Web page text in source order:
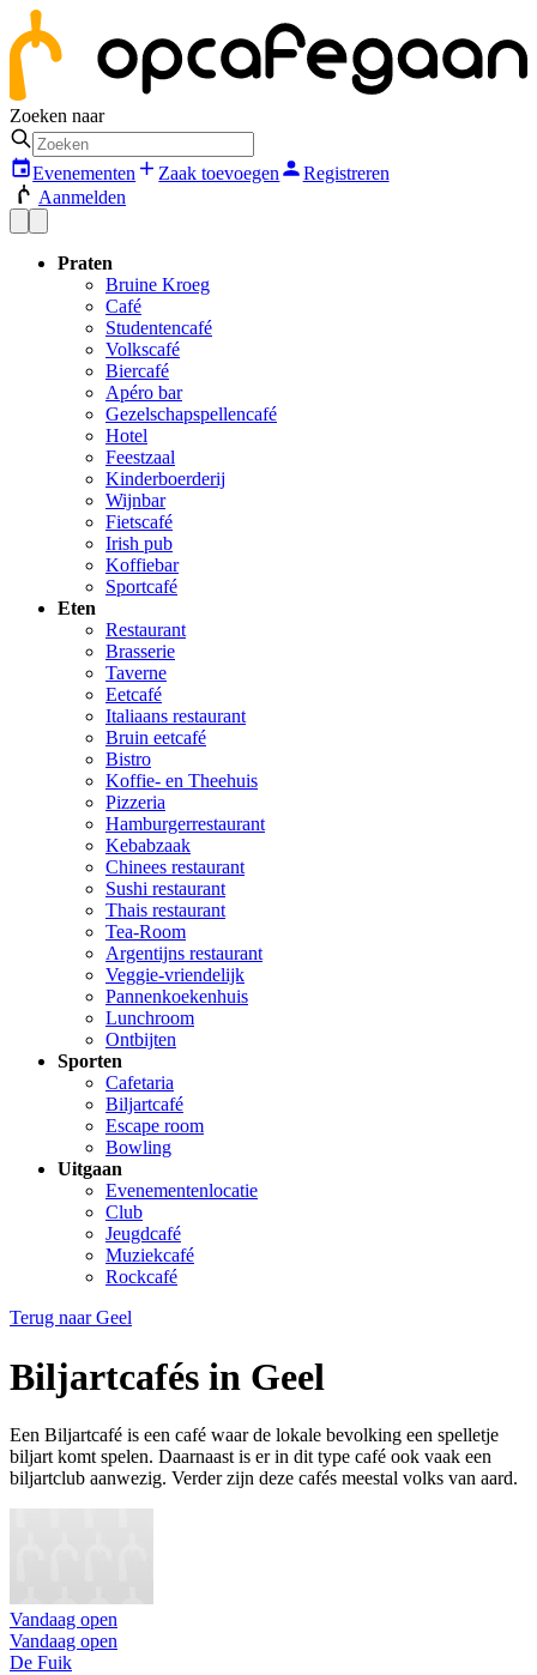
Zoeken naar
Evenementen Zaak toevoegen
Registreren
Aanmelden
Praten
Bruine Kroeg
Café
Studentencafé
Volkscafé
Biercafé
Apéro bar
Gezelschapspellencafé
Hotel
Feestzaal
Kinderboerderij
Wijnbar
Fietscafé
Irish pub
Koffiebar
Sportcafé
Eten
Restaurant
Brasserie
Taverne
Eetcafé
Italiaans restaurant
Bruin eetcafé
Bistro
Koffie- en Theehuis
Pizzeria
Hamburgerrestaurant
Kebabzaak
Chinees restaurant
Sushi restaurant
Thais restaurant
Tea-Room
Argentijns restaurant
Veggie-vriendelijk
Pannenkoekenhuis
Lunchroom
Ontbijten
Sporten
Cafetaria
Biljartcafé
Escape room
Bowling
Uitgaan
Evenementenlocatie
Club
Jeugdcafé
Muziekcafé
Rockcafé
Terug naar Geel
Biljartcafés in Geel
Een Biljartcafé is een café waar de lokale bevolking een spelletje
biljart komt spelen. Daarnaast is er in dit type café ook vaak een
biljartclub aanwezig. Verder zijn deze cafés meestal volks van aard.
Vandaag open
Vandaag open
De Fuik